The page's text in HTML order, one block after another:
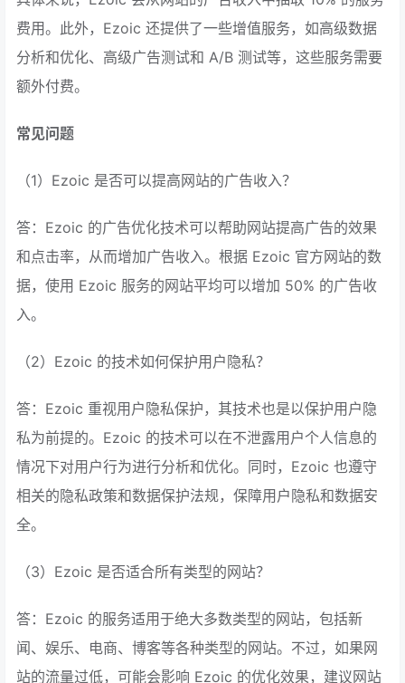
费用。此外，Ezoic 还提供了一些增值服务，如高级数据
分析和优化、高级广告测试和 A/B 测试等，这些服务需要
额外付费。
常见问题
（1）Ezoic 是否可以提高网站的广告收入？
答：Ezoic 的广告优化技术可以帮助网站提高广告的效果
和点击率，从而增加广告收入。根据 Ezoic 官方网站的数
据，使用 Ezoic 服务的网站平均可以增加 50% 的广告收
入。
（2）Ezoic 的技术如何保护用户隐私？
答：Ezoic 重视用户隐私保护，其技术也是以保护用户隐
私为前提的。Ezoic 的技术可以在不泄露用户个人信息的
情况下对用户行为进行分析和优化。同时，Ezoic 也遵守
相关的隐私政策和数据保护法规，保障用户隐私和数据安
全。
（3）Ezoic 是否适合所有类型的网站？
答：Ezoic 的服务适用于绝大多数类型的网站，包括新
闻、娱乐、电商、博客等各种类型的网站。不过，如果网
站的流量过低，可能会影响 Ezoic 的优化效果，建议网站